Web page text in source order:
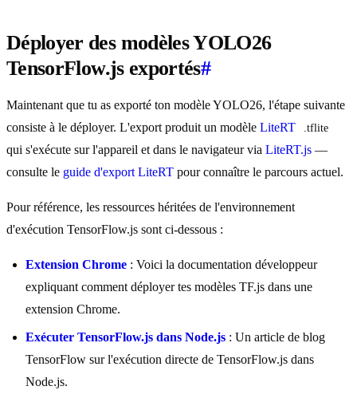
Déployer des modèles YOLO26
TensorFlow.js exportés#
Maintenant que tu as exporté ton modèle YOLO26, l'étape suivante
consiste à le déployer. L'export produit un modèle LiteRT .tflite
qui s'exécute sur l'appareil et dans le navigateur via LiteRT.js —
consulte le guide d'export LiteRT pour connaître le parcours actuel.
Pour référence, les ressources héritées de l'environnement
d'exécution TensorFlow.js sont ci-dessous :
Extension Chrome : Voici la documentation développeur
expliquant comment déployer tes modèles TF.js dans une
extension Chrome.
Exécuter TensorFlow.js dans Node.js : Un article de blog
TensorFlow sur l'exécution directe de TensorFlow.js dans
Node.js.